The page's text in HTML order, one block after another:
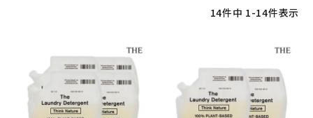
インナー・下着・ナイトウェア
14件中 1-14件表示